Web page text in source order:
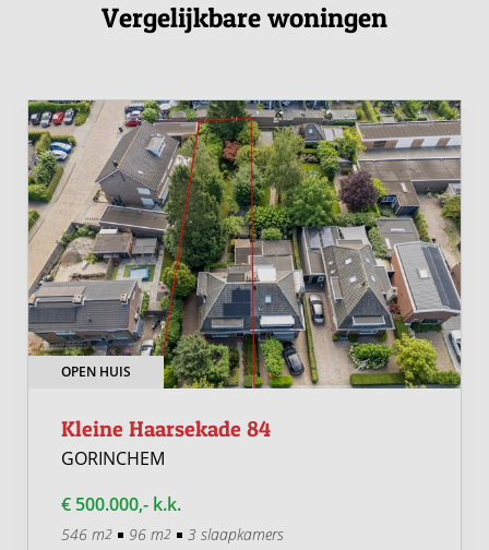
Vergelijkbare woningen
OPEN HUIS
Kleine Haarsekade 84
GORINCHEM
€ 500.000,- k.k.
546 m2 96 m2 3 slaapkamers